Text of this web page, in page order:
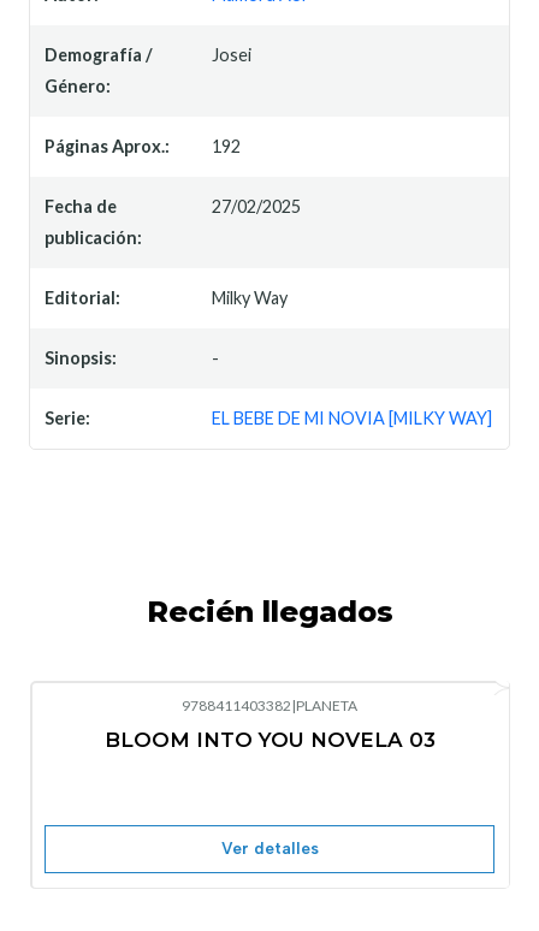
Demografía /
Género:
Josei
Páginas Aprox.: 192
Fecha de
publicación:
27/02/2025
Editorial: Milky Way
Sinopsis: -
Serie: EL BEBE DE MI NOVIA [MILKY WAY]
Recién llegados
Nuevo
9788411403382 |PLANETA
BLOOM INTO YOU NOVELA 03
Ver detalles